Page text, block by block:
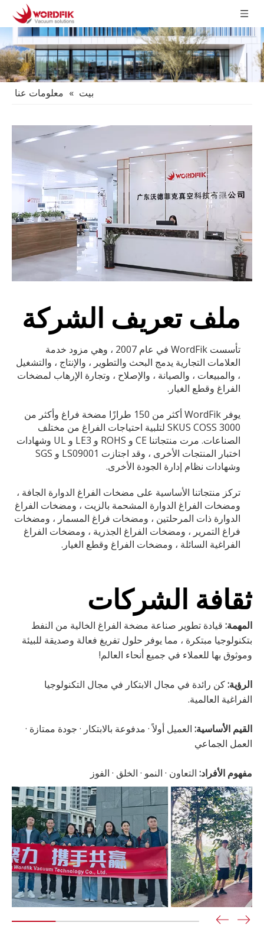
بيت » معلومات عنا
ملف تعريف الشركة
تأسست WordFik في عام 2007 ، وهي مزود خدمة
العلامات التجارية يدمج البحث والتطوير ، والإنتاج ، والتشغيل
، والمبيعات ، والصيانة ، والإصلاح ، وتجارة الإرهاب لمضخات
الفراغ وقطع الغيار.
يوفر WordFik أكثر من 150 طرازًا مضخة فراغ وأكثر من
3000 SKUS COSS لتلبية احتياجات الفراغ من مختلف
الصناعات. مرت منتجاتنا CE و ROHS و LE3 و UL وشهادات
اختبار المنتجات الأخرى ، وقد اجتازت LS09001 و SGS
وشهادات نظام إدارة الجودة الأخرى.
تركز منتجاتنا الأساسية على مضخات الفراغ الدوارة الجافة ،
ومضخات الفراغ الدوارة المشحمة بالزيت ، ومضخات الفراغ
الدوارة ذات المرحلتين ، ومضخات فراغ المسمار ، ومضخات
فراغ التمرير ، ومضخات الفراغ الجذرية ، ومضخات الفراغ
الفراغية السائلة ، ومضخات الفراغ وقطع الغيار.
ثقافة الشركات
المهمة: قيادة تطوير صناعة مضخة الفراغ الخالية من النفط
بتكنولوجيا مبتكرة ، مما يوفر حلول تفريغ فعالة وصديقة للبيئة
وموثوق بها للعملاء في جميع أنحاء العالم!
الرؤية:كن رائدة في مجال الابتكار في مجال التكنولوجيا
الفراغية العالمية.
القيم الأساسية: العميل أولاً · مدفوعة بالابتكار · جودة ممتازة ·
العمل الجماعي
مفهوم الأفراد: التعاون · النمو · الخلق · الفوز